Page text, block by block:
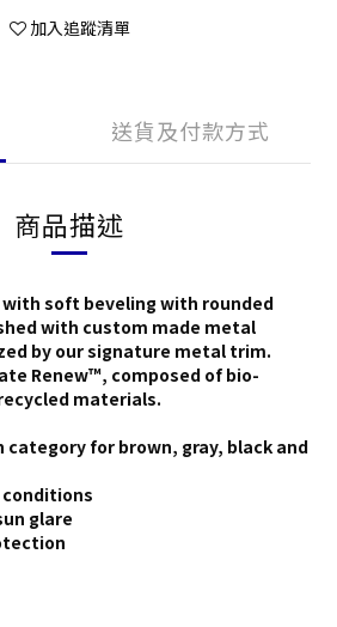
加入追蹤清單
送貨及付款方式
商品描述
soft beveling with rounded
with custom made metal
by our signature metal trim.
Renew™, composed of bio-
materials.
category for brown, gray, black and
glare